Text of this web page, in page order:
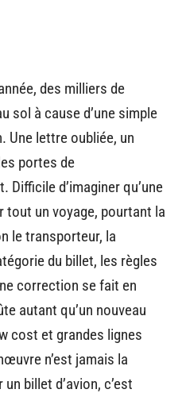
des milliers de
sol à cause d’une simple
Une lettre oubliée, un
portes de
Difficile d’imaginer qu’une
tout un voyage, pourtant la
le transporteur, la
du billet, les règles
correction se fait en
autant qu’un nouveau
cost et grandes lignes
n’est jamais la
billet d’avion, c’est